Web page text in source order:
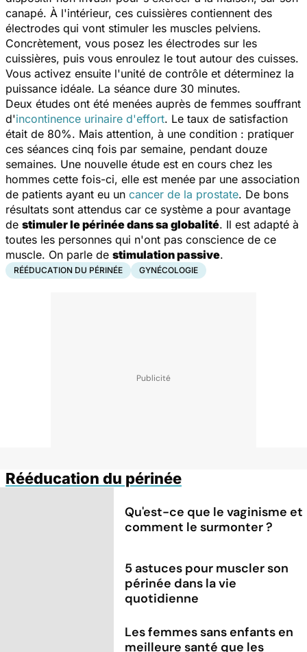
canapé. À l'intérieur, ces cuissières contiennent des
électrodes qui vont stimuler les muscles pelviens.
Concrètement, vous posez les électrodes sur les
cuissières, puis vous enroulez le tout autour des cuisses.
Vous activez ensuite l'unité de contrôle et déterminez la
puissance idéale. La séance dure 30 minutes.
Deux études ont été menées auprès de femmes souffrant
d'incontinence urinaire d'effort. Le taux de satisfaction
était de 80%. Mais attention, à une condition : pratiquer
ces séances cinq fois par semaine, pendant douze
semaines. Une nouvelle étude est en cours chez les
hommes cette fois-ci, elle est menée par une association
de patients ayant eu un cancer de la prostate. De bons
résultats sont attendus car ce système a pour avantage
de stimuler le périnée dans sa globalité. Il est adapté à
toutes les personnes qui n'ont pas conscience de ce
muscle. On parle de stimulation passive.
RÉÉDUCATION DU PÉRINÉE GYNÉCOLOGIE
Rééducation du périnée
Qu'est-ce que le vaginisme et
comment le surmonter ?
5 astuces pour muscler son
périnée dans la vie
quotidienne
Les femmes sans enfants en
meilleure santé que les